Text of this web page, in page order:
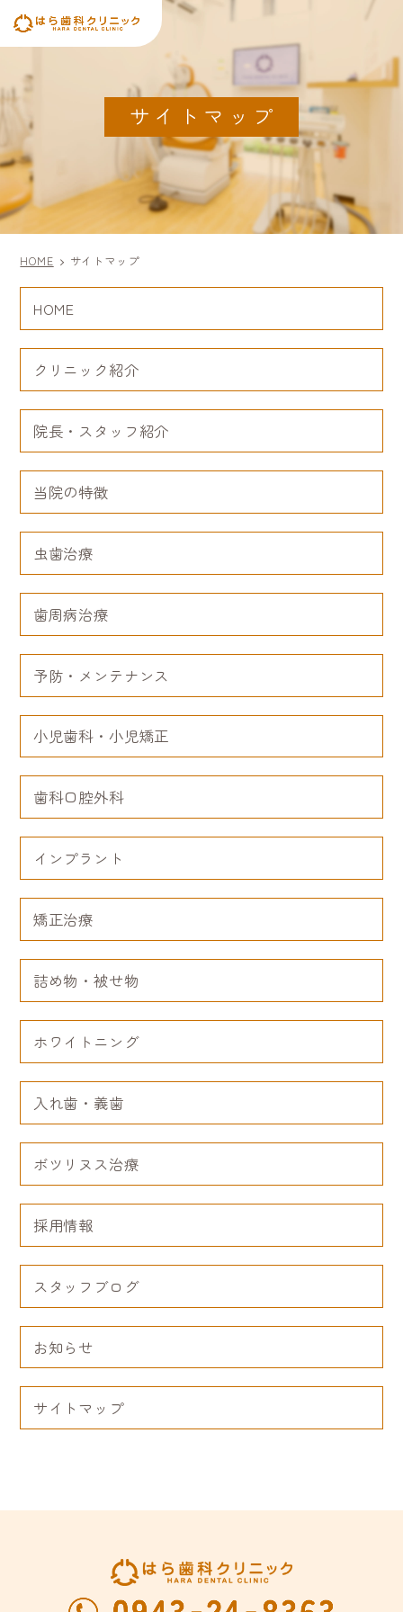
サイトマップ
HOME サイトマップ
HOME
クリニック紹介
院長・スタッフ紹介
当院の特徴
虫歯治療
歯周病治療
予防・メンテナンス
小児歯科・小児矯正
歯科口腔外科
インプラント
矯正治療
詰め物・被せ物
ホワイトニング
入れ歯・義歯
ボツリヌス治療
採用情報
スタッフブログ
お知らせ
サイトマップ